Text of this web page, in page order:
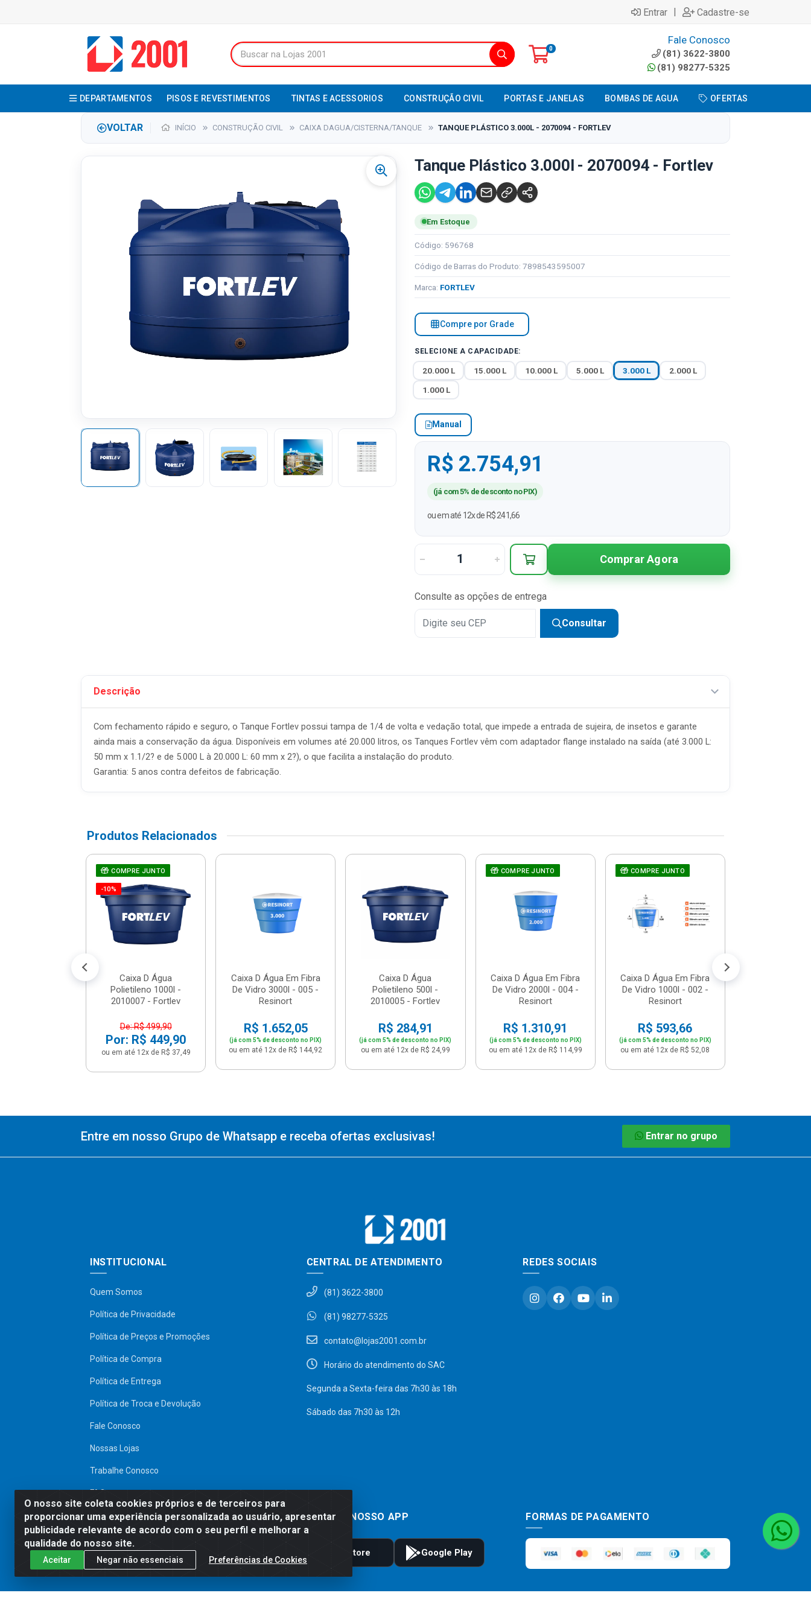
Entrar | Cadastre-se
0
Fale Conosco
(81) 3622-3800
(81) 98277-5325
DEPARTAMENTOS PISOS E REVESTIMENTOS TINTAS E ACESSORIOS CONSTRUÇÃO CIVIL PORTAS E JANELAS BOMBAS DE AGUA OFERTAS
VOLTAR INÍCIO CONSTRUÇÃO CIVIL CAIXA DAGUA/CISTERNA/TANQUE TANQUE PLÁSTICO 3.000L - 2070094 - FORTLEV
Tanque Plástico 3.000l - 2070094 - Fortlev
Em Estoque
Código: 596768
Código de Barras do Produto: 7898543595007
Marca: FORTLEV
Compre por Grade
SELECIONE A CAPACIDADE:
20.000 L 15.000 L 10.000 L 5.000 L 3.000 L
2.000 L
1.000 L
Manual
R$ 2.754,91
(já com 5% de desconto no PIX)
ou em até 12x de R$ 241,66
Comprar Agora
Consulte as opções de entrega
Consultar
Descrição
Com fechamento rápido e seguro, o Tanque Fortlev possui tampa de 1/4 de volta e vedação total, que impede a entrada de sujeira, de insetos e garante
ainda mais a conservação da água. Disponíveis em volumes até 20.000 litros, os Tanques Fortlev vêm com adaptador flange instalado na saída (até 3.000 L:
50 mm x 1.1/2? e de 5.000 L à 20.000 L: 60 mm x 2?), o que facilita a instalação do produto.
Garantia: 5 anos contra defeitos de fabricação.
Produtos Relacionados
COMPRE JUNTO
-10%
Caixa D Água
Polietileno 1000l -
2010007 - Fortlev
De: R$ 499,90
Por: R$ 449,90
ou em até 12x de R$ 37,49
Caixa D Água Em Fibra
De Vidro 3000l - 005 -
Resinort
R$ 1.652,05
(já com 5% de desconto no PIX)
ou em até 12x de R$ 144,92
Caixa D Água
Polietileno 500l -
2010005 - Fortlev
R$ 284,91
(já com 5% de desconto no PIX)
ou em até 12x de R$ 24,99
COMPRE JUNTO
Caixa D Água Em Fibra
De Vidro 2000l - 004 -
Resinort
R$ 1.310,91
(já com 5% de desconto no PIX)
ou em até 12x de R$ 114,99
COMPRE JUNTO
Caixa D Água Em Fibra
De Vidro 1000l - 002 -
Resinort
R$ 593,66
(já com 5% de desconto no PIX)
ou em até 12x de R$ 52,08
O nosso site coleta cookies próprios e de terceiros para
proporcionar uma experiência personalizada ao usuário, apresentar
publicidade relevante de acordo com o seu perfil e melhorar a
qualidade do nosso site.
Aceitar Negar não essenciais Preferências de Cookies
Entre em nosso Grupo de Whatsapp e receba ofertas exclusivas! Entrar no grupo
INSTITUCIONAL
Quem Somos
Política de Privacidade
Política de Preços e Promoções
Política de Compra
Política de Entrega
Política de Troca e Devolução
Fale Conosco
Nossas Lojas
Trabalhe Conosco
FAQ
CENTRAL DE ATENDIMENTO
(81) 3622-3800
(81) 98277-5325
contato@lojas2001.com.br
Horário do atendimento do SAC
Segunda a Sexta-feira das 7h30 às 18h
Sábado das 7h30 às 12h
REDES SOCIAIS
SITE SEGURO BAIXE JÁ NOSSO APP FORMAS DE PAGAMENTO